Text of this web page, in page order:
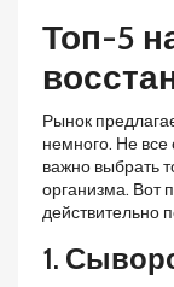
Топ-5
Рынок
немного. Не все
важно выбрать
организма. Вот
действительно
1.